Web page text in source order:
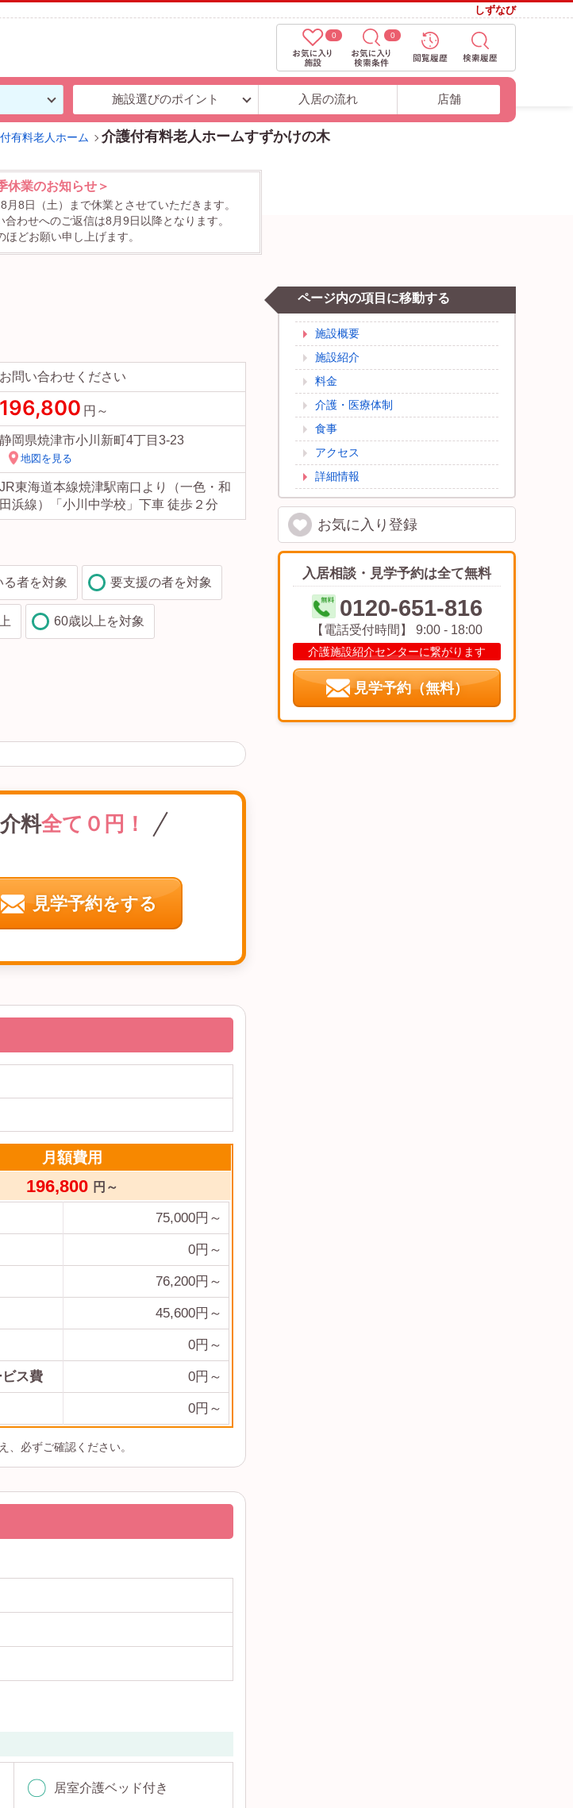
しずなび
0 0
施設選びのポイント 入居の流れ 店舗
有料老人ホーム 介護付有料老人ホームすずかけの木
休業のお知らせ＞
8日（土）まで休業とさせていただきます。
わせへのご返信は8月9日以降となります。
ほどお願い申し上げます。
ムすずかけの木
お問い合わせください
196,800 円～
静岡県焼津市小川新町4丁目3-23
地図を見る
JR東海道本線焼津駅南口より（一色・和
田浜線）「小川中学校」下車 徒歩２分
る者を対象 要支援の者を対象
60歳以上を対象
料全て０円！
見学予約をする
月額費用
196,800 円～
75,000円～
0円～
76,200円～
45,600円～
0円～
ス費 0円～
0円～
必ずご確認ください。
居室介護ベッド付き
ページ内の項目に移動する
施設概要
施設紹介
料金
介護・医療体制
食事
アクセス
詳細情報
お気に入り 登録
入居相談・見学予約は全て無料
0120-651-816
【電話受付時間】 9:00 - 18:00
介護施設紹介センターに繋がります
見学予約（無料）